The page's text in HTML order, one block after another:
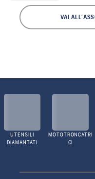
VAI
UTENSILI
DIAMANTATI
MOTOTRONCATRI
CI